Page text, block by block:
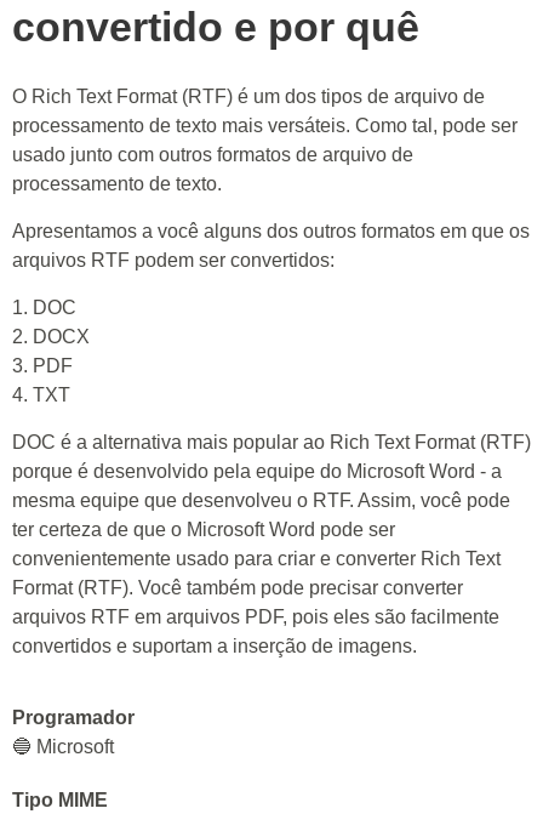
convertido e por quê
O Rich Text Format (RTF) é um dos tipos de arquivo de
processamento de texto mais versáteis. Como tal, pode ser
usado junto com outros formatos de arquivo de
processamento de texto.
Apresentamos a você alguns dos outros formatos em que os
arquivos RTF podem ser convertidos:
1. DOC
2. DOCX
3. PDF
4. TXT
DOC é a alternativa mais popular ao Rich Text Format (RTF)
porque é desenvolvido pela equipe do Microsoft Word - a
mesma equipe que desenvolveu o RTF. Assim, você pode
ter certeza de que o Microsoft Word pode ser
convenientemente usado para criar e converter Rich Text
Format (RTF). Você também pode precisar converter
arquivos RTF em arquivos PDF, pois eles são facilmente
convertidos e suportam a inserção de imagens.
Programador
🔵 Microsoft
Tipo MIME